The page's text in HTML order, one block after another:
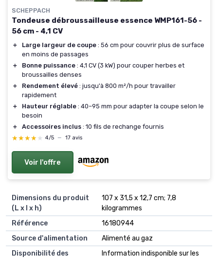
SCHEPPACH
Tondeuse débroussailleuse essence WMP161-56 -
56 cm - 4,1 CV
＋ Large largeur de coupe : 56 cm pour couvrir plus de surface
en moins de passages
＋
Bonne puissance : 4,1 CV (3 kW) pour couper herbes et
broussailles denses
＋
Rendement élevé : jusqu'à 800 m²/h pour travailler
rapidement
＋
Hauteur réglable : 40–95 mm pour adapter la coupe selon le
besoin
＋
Accessoires inclus : 10 fils de rechange fournis
★★★★★
★★★★★ 4/5 — 17 avis
Voir l'offre
Dimensions du produit
(L x l x h)
‎107 x 31,5 x 12,7 cm; 7,8
kilogrammes
Référence
‎16180944
Source d'alimentation
‎Alimenté au gaz
Disponibilité des
‎Information indisponible sur les